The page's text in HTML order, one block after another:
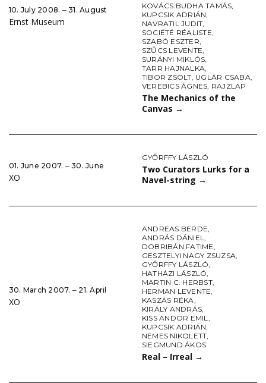
10. July 2008. ‒ 31. August
Ernst Museum
KOVÁCS BUDHA TAMÁS,
KUPCSIK ADRIÁN,
NAVRATIL JUDIT,
SOCIÉTÉ RÉALISTE,
SZABÓ ESZTER,
SZŰCS LEVENTE,
SURÁNYI MIKLÓS,
TARR HAJNALKA,
TIBOR ZSOLT, UGLÁR CSABA,
VEREBICS ÁGNES, RAJZLAP
The Mechanics of the
Canvas →
01. June 2007. ‒ 30. June
XO
GYŐRFFY LÁSZLÓ
Two Curators Lurks for a
Navel-string →
30. March 2007. ‒ 21. April
XO
ANDREAS BERDE,
ANDRÁS DÁNIEL,
DOBRIBÁN FATIME,
GESZTELYI NAGY ZSUZSA,
GYŐRFFY LÁSZLÓ,
HATHÁZI LÁSZLÓ,
MARTIN C. HERBST,
HERMAN LEVENTE,
KASZÁS RÉKA,
KIRÁLY ANDRÁS,
KISS ANDOR EMIL,
KUPCSIK ADRIÁN,
NEMES NIKOLETT,
SIEGMUND ÁKOS
Real – Irreal →